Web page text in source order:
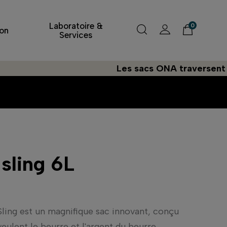
Laboratoire &
Services
0
Les sacs ONA traversent
6L
est un magnifique sac innovant, conçu